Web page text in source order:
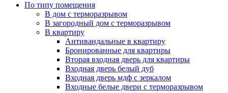
По типу помещения
В дом с терморазрывом
В загородный дом с терморазрывом
В квартиру
Антивандальные в квартиру
Бронированные для квартиры
Вторая входная дверь для квартиры
Входная дверь белый дуб
Входная дверь мдф с зеркалом
Входные белые двери с терморазрывом